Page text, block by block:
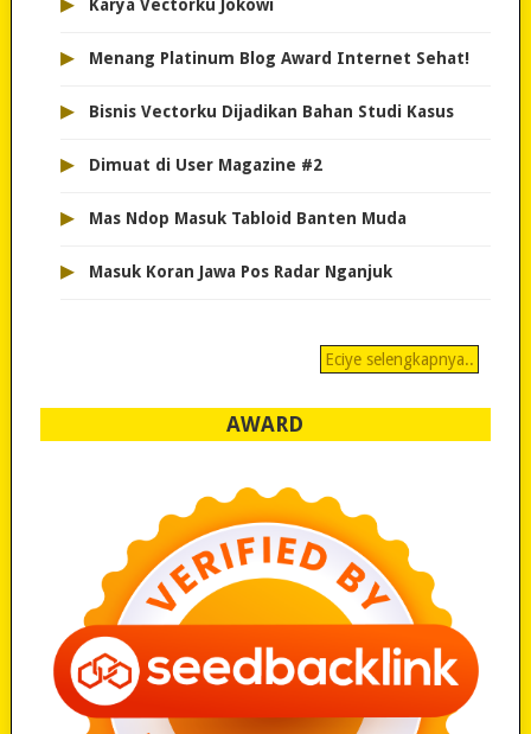
Karya Vectorku Jokowi
▸ Menang Platinum Blog Award Internet Sehat!
▸ Bisnis Vectorku Dijadikan Bahan Studi Kasus
▸ Dimuat di User Magazine #2
▸ Mas Ndop Masuk Tabloid Banten Muda
▸ Masuk Koran Jawa Pos Radar Nganjuk
Eciye selengkapnya..
AWARD